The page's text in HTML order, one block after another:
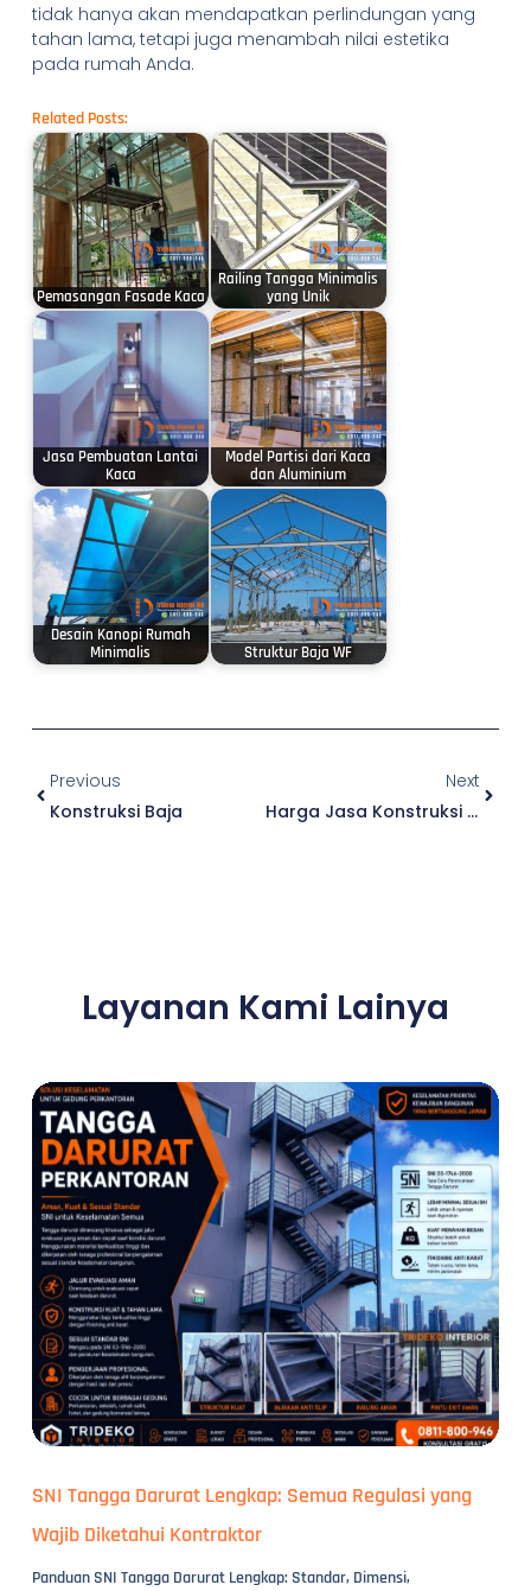
tidak hanya akan mendapatkan perlindungan yang
tahan lama, tetapi juga menambah nilai estetika
pada rumah Anda.
Related Posts:
Pemasangan Fasade Kaca
Railing Tangga Minimalis
yang Unik
Jasa Pembuatan Lantai
Kaca
Model Partisi dari Kaca
dan Aluminium
Desain Kanopi Rumah
Minimalis
Struktur Baja WF
Previous
Konstruksi Baja
Next
Harga Jasa Konstruksi Baja WF
Layanan Kami Lainya
SNI Tangga Darurat Lengkap: Semua Regulasi yang
Wajib Diketahui Kontraktor
Panduan SNI Tangga Darurat Lengkap: Standar, Dimensi,